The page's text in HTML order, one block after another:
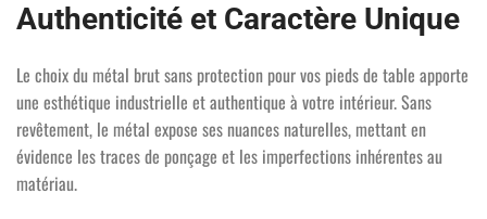
Authenticité et Caractère Unique
Le choix du métal brut sans protection pour vos pieds de table apporte
une esthétique industrielle et authentique à votre intérieur. Sans
revêtement, le métal expose ses nuances naturelles, mettant en
évidence les traces de ponçage et les imperfections inhérentes au
matériau.